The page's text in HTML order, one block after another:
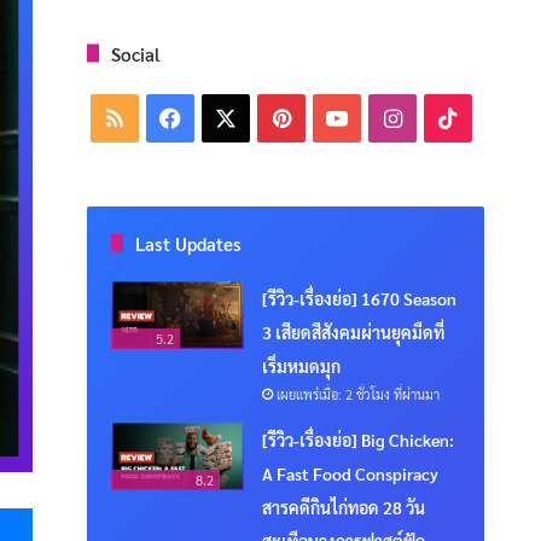
Messenger
Social
RSS Facebook PinterestYouTubeInstagram
Last Updates
5.2
[รีวิว-เรื่องย่อ] 1670 Season
3 เสียดสีสังคมผ่านยุคมืดที่
เริ่มหมดมุก
เผยแพร่เมื่อ: 2 ชั่วโมง ที่ผ่านมา
8.2
[รีวิว-เรื่องย่อ] Big Chicken:
A Fast Food Conspiracy
สารคดีกินไก่ทอด 28 วัน